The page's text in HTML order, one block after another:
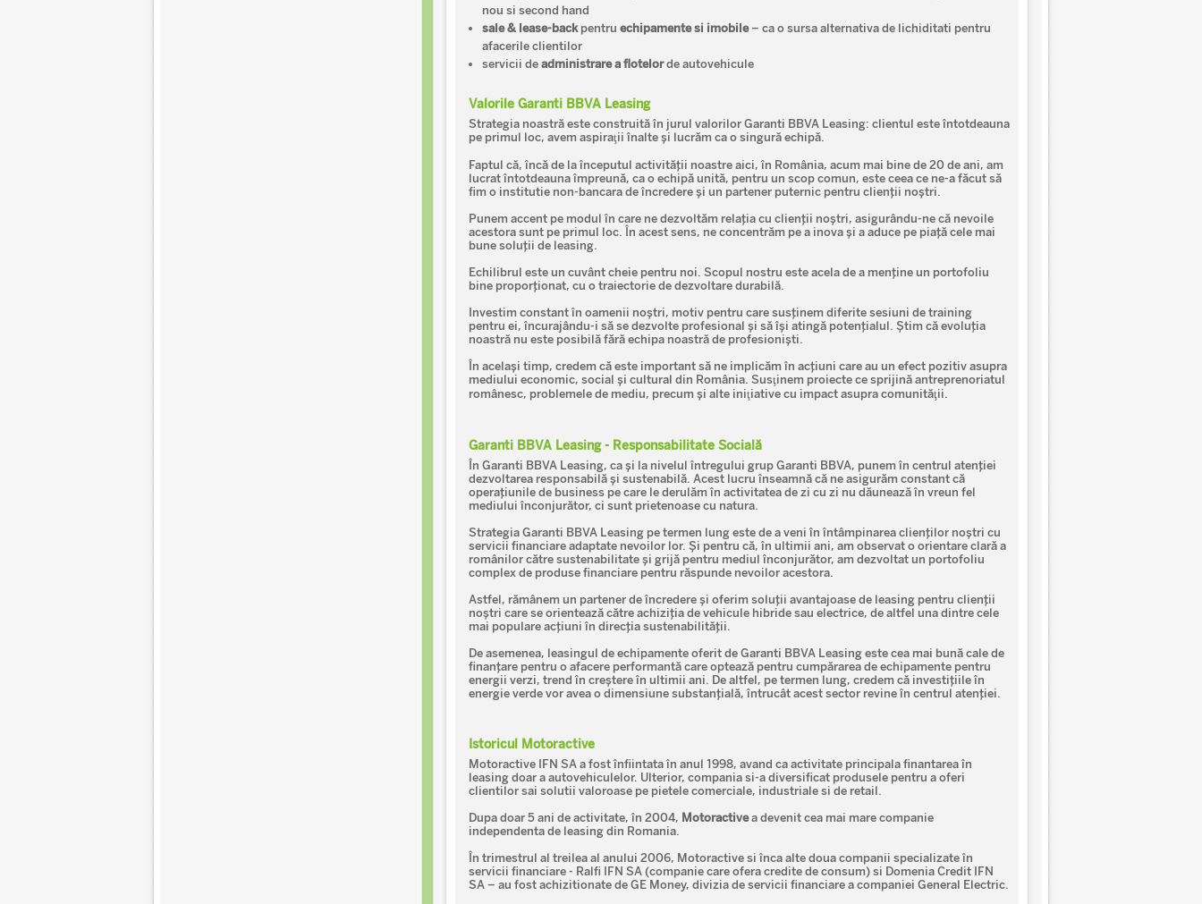
nou si second hand
sale & lease-backpentru echipamente si imobile– ca o sursa alternativa de lichiditati pentru
afacerile clientilor
servicii de administrare a flotelorde autovehicule
Valorile Garanti BBVA Leasing
Strategia noastră este construită în jurul valorilor Garanti BBVA Leasing: clientul este întotdeauna
pe primul loc, avem aspiraţii înalte și lucrăm ca o singură echipă.
Faptul că, încă de la începutul activității noastre aici, în România, acum mai bine de 20 de ani, am
lucrat întotdeauna împreună, ca o echipă unită, pentru un scop comun, este ceea ce ne-a făcut să
fim o institutie non-bancara de încredere și un partener puternic pentru clienții noștri.
Punem accent pe modul în care ne dezvoltăm relația cu clienții noștri, asigurându-ne că nevoile
acestora sunt pe primul loc. În acest sens, ne concentrăm pe a inova și a aduce pe piață cele mai
bune soluții de leasing.
Echilibrul este un cuvânt cheie pentru noi. Scopul nostru este acela de a menține un portofoliu
bine proporționat, cu o traiectorie de dezvoltare durabilă.
Investim constant în oamenii noștri, motiv pentru care susținem diferite sesiuni de training
pentru ei, încurajându-i să se dezvolte profesional și să își atingă potențialul. Ştim că evoluția
noastră nu este posibilă fără echipa noastră de profesioniști.
În același timp, credem că este important să ne implicăm în acțiuni care au un efect pozitiv asupra
mediului economic, social și cultural din România. Susţinem proiecte ce sprijină antreprenoriatul
românesc, problemele de mediu, precum şi alte iniţiative cu impact asupra comunităţii.
Garanti BBVA Leasing - Responsabilitate Socială
În Garanti BBVA Leasing, ca și la nivelul întregului grup Garanti BBVA, punem în centrul atenției
dezvoltarea responsabilă și sustenabilă. Acest lucru înseamnă că ne asigurăm constant că
operațiunile de business pe care le derulăm în activitatea de zi cu zi nu dăunează în vreun fel
mediului înconjurător, ci sunt prietenoase cu natura.
Strategia Garanti BBVA Leasing pe termen lung este de a veni în întâmpinarea clienților noștri cu
servicii financiare adaptate nevoilor lor. Și pentru că, în ultimii ani, am observat o orientare clară a
românilor către sustenabilitate și grijă pentru mediul înconjurător, am dezvoltat un portofoliu
complex de produse financiare pentru răspunde nevoilor acestora.
Astfel, rămânem un partener de încredere și oferim soluții avantajoase de leasing pentru clienții
noștri care se orientează către achiziția de vehicule hibride sau electrice, de altfel una dintre cele
mai populare acțiuni în direcția sustenabilității.
De asemenea, leasingul de echipamente oferit de Garanti BBVA Leasing este cea mai bună cale de
finanțare pentru o afacere performantă care optează pentru cumpărarea de echipamente pentru
energii verzi, trend în creștere în ultimii ani. De altfel, pe termen lung, credem că investițiile în
energie verde vor avea o dimensiune substanțială, întrucât acest sector revine în centrul atenției.
Istoricul Motoractive
Motoractive IFN SA a fost înfiintata în anul 1998, avand ca activitate principala finantarea în
leasing doar a autovehiculelor. Ulterior, compania si-a diversificat produsele pentru a oferi
clientilor sai solutii valoroase pe pietele comerciale, industriale si de retail.
Dupa doar 5 ani de activitate, în 2004, Motoractivea devenit cea mai mare companie
independenta de leasing din Romania.
În trimestrul al treilea al anului 2006, Motoractive si înca alte doua companii specializate în
servicii financiare - Ralfi IFN SA (companie care ofera credite de consum) si Domenia Credit IFN
SA – au fost achizitionate de GE Money, divizia de servicii financiare a companiei General Electric.